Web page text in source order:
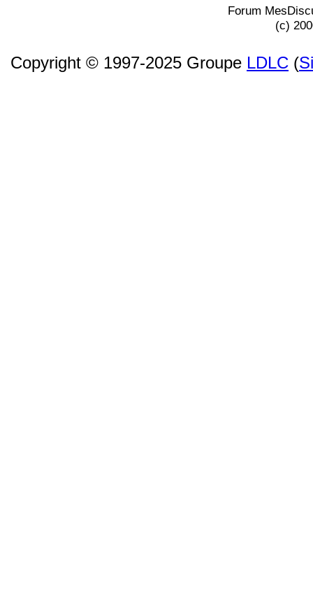
Forum
(c)
Copyright © 1997-2025 Groupe LDLC (